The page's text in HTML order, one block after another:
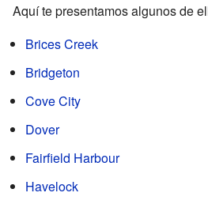
Aquí te presentamos algunos de
Brices Creek
Bridgeton
Cove City
Dover
Fairfield Harbour
Havelock